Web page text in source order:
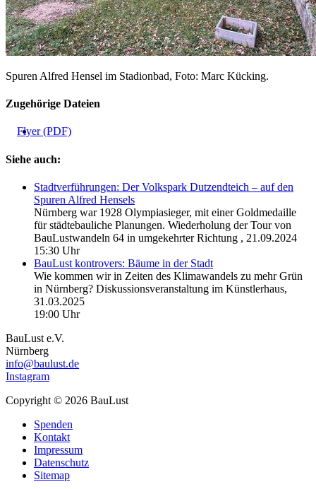
Spuren Alfred Hensel im Stadionbad, Foto: Marc Kücking.
Zugehörige Dateien
Flyer (PDF)
Siehe auch:
Stadtverführungen: Der Volkspark Dutzendteich – auf den
Spuren Alfred Hensels
Nürnberg war 1928 Olympiasieger, mit einer Goldmedaille
für städtebauliche Planungen. Wiederholung der Tour von
BauLustwandeln 64 in umgekehrter Richtung , 21.09.2024
15:30 Uhr
BauLust kontrovers: Bäume in der Stadt
Wie kommen wir in Zeiten des Klimawandels zu mehr Grün
in Nürnberg? Diskussionsveranstaltung im Künstlerhaus,
31.03.2025
19:00 Uhr
BauLust e.V.
Nürnberg
info@baulust.de
Instagram
Copyright © 2026 BauLust
Spenden
Kontakt
Impressum
Datenschutz
Sitemap